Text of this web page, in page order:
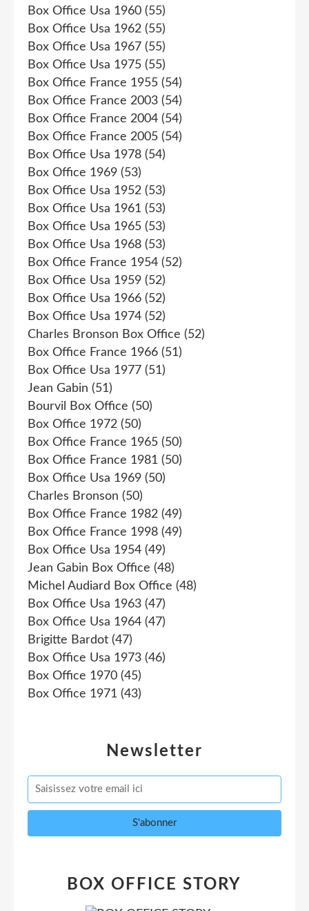
Newsletter
Box Office Usa 1960 (55)
Box Office Usa 1962 (55)
Box Office Usa 1967 (55)
Box Office Usa 1975 (55)
Box Office France 1955 (54)
Box Office France 2003 (54)
Box Office France 2004 (54)
Box Office France 2005 (54)
Box Office Usa 1978 (54)
Box Office 1969 (53)
Box Office Usa 1952 (53)
Box Office Usa 1961 (53)
Box Office Usa 1965 (53)
Box Office Usa 1968 (53)
Box Office France 1954 (52)
Box Office Usa 1959 (52)
Box Office Usa 1966 (52)
Box Office Usa 1974 (52)
Charles Bronson Box Office (52)
Box Office France 1966 (51)
Box Office Usa 1977 (51)
Jean Gabin (51)
Bourvil Box Office (50)
Box Office 1972 (50)
Box Office France 1965 (50)
Box Office France 1981 (50)
Box Office Usa 1969 (50)
Charles Bronson (50)
Box Office France 1982 (49)
Box Office France 1998 (49)
Box Office Usa 1954 (49)
Jean Gabin Box Office (48)
Michel Audiard Box Office (48)
Box Office Usa 1963 (47)
Box Office Usa 1964 (47)
Brigitte Bardot (47)
Box Office Usa 1973 (46)
Box Office 1970 (45)
Box Office 1971 (43)
BOX OFFICE STORY